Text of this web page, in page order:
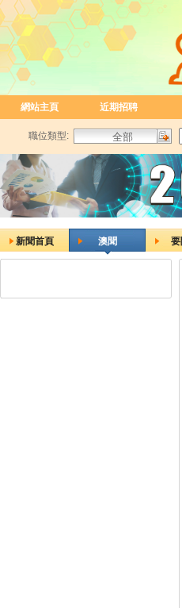
網站主頁 近期招聘
職位類型:
新聞首頁 澳聞 要